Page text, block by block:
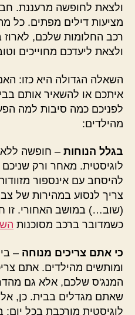
ולצאת לחופשה מרעננת.
מציעות דילים מפתים. כל
רכב החלומות שלכם, לארוז
ולצאת ליעדכם מחוייכים
השאלה הגדולה היא כזו:
איתכם או להשאיר אותם
לפניכם כמה סיבות למה
מהילדים:
בגלל הנוחות – חופשה ללא
לוגיסטית. מאחר ורק
להיסחב עם אינספור
צריך לנסוע במהירות של צב
(שוב…) במושב האחורי. זו
כשמדובר ברכב מסוכנות
כי אתם צריכים מנוחה –
ומותשים מהילדים. אתם
המנג'ס שלכם, אלא גם
שאתם מגדלים בבית. כן,
לוגיסטית מורכבת בכל